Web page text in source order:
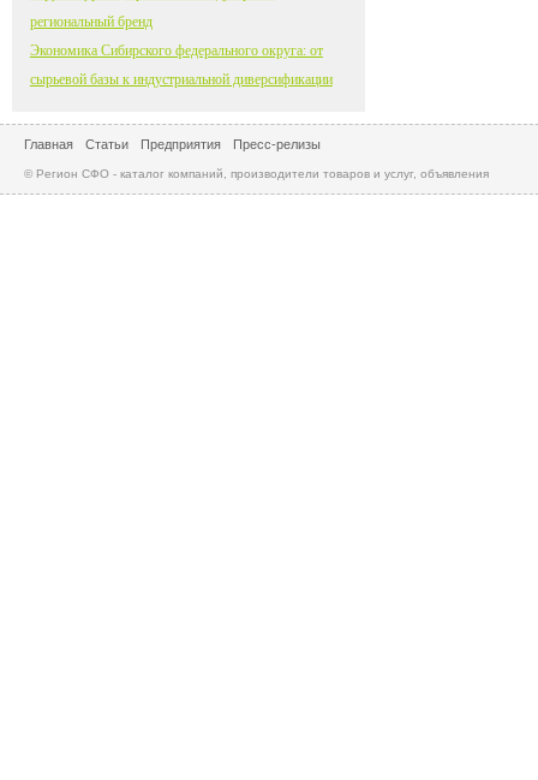
региональный бренд
Экономика Сибирского федерального округа: от
сырьевой базы к индустриальной диверсификации
Главная Статьи Предприятия Пресс-релизы
© Регион СФО - каталог компаний, производители товаров и услуг, объявления